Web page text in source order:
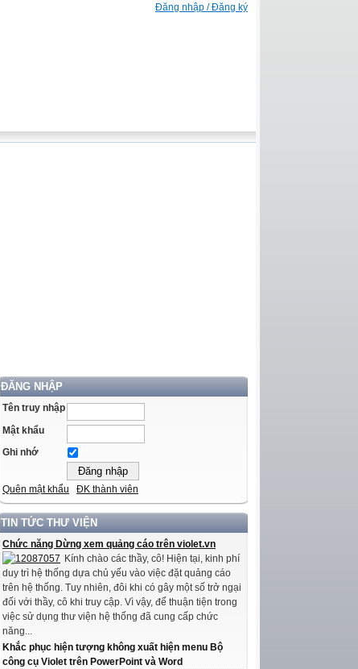
Đăng nhập / Đăng ký
ĐĂNG NHẬP
Tên truy nhập
Mật khẩu
Ghi nhớ
Quên mật khẩu ĐK thành viên
TIN TỨC THƯ VIỆN
Chức năng Dừng xem quảng cáo trên violet.vn
Kính chào các thầy, cô! Hiện tại, kinh phí
duy trì hệ thống dựa chủ yếu vào việc đặt quảng cáo
trên hệ thống. Tuy nhiên, đôi khi có gây một số trở ngại
đối với thầy, cô khi truy cập. Vì vậy, để thuận tiện trong
việc sử dụng thư viện hệ thống đã cung cấp chức
năng...
Khắc phục hiện tượng không xuất hiện menu Bộ
công cụ Violet trên PowerPoint và Word